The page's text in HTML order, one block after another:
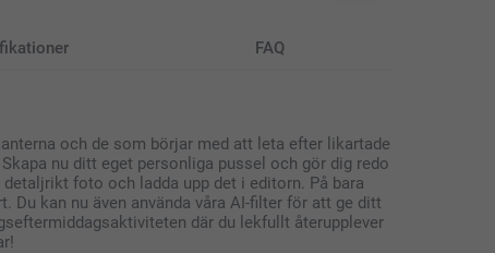
FAQ
och de som börjar med att leta efter likartade
nu ditt eget personliga pussel och gör dig redo
foto och ladda upp det i editorn. På bara
Du kan nu även använda våra AI-filter för att ge ditt
där du lekfullt återupplever